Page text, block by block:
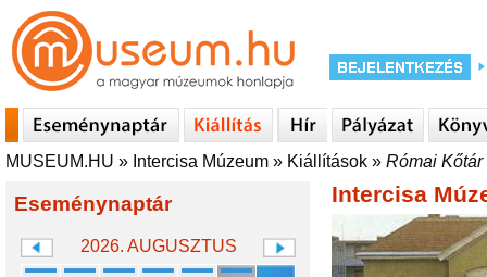
MUSEUM.HU » Intercisa Múzeum » Kiállítások » Római Kőtár
Eseménynaptár
2026. AUGUSZTUS
Intercisa